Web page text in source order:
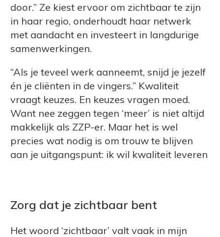
door.” Ze kiest ervoor om zichtbaar te zijn
in haar regio, onderhoudt haar netwerk
met aandacht en investeert in langdurige
samenwerkingen.
“Als je teveel werk aanneemt, snijd je jezelf
én je cliënten in de vingers.” Kwaliteit
vraagt keuzes. En keuzes vragen moed.
Want nee zeggen tegen ‘meer’ is niet altijd
makkelijk als ZZP-er. Maar het is wel
precies wat nodig is om trouw te blijven
aan je uitgangspunt: ik wil kwaliteit leveren
Zorg dat je zichtbaar bent
Het woord ‘zichtbaar’ valt vaak in mijn